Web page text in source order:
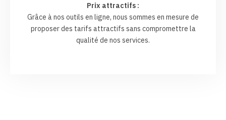
Prix attractifs :
Grâce à nos outils en ligne, nous sommes en mesure de
proposer des tarifs attractifs sans compromettre la
qualité de nos services.